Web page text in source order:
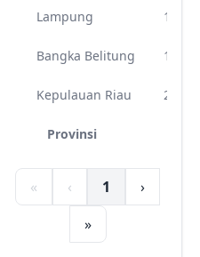
Lampung 18
Bangka Belitung 19
Kepulauan Riau 21
Provinsi
« ‹ 1
›
»